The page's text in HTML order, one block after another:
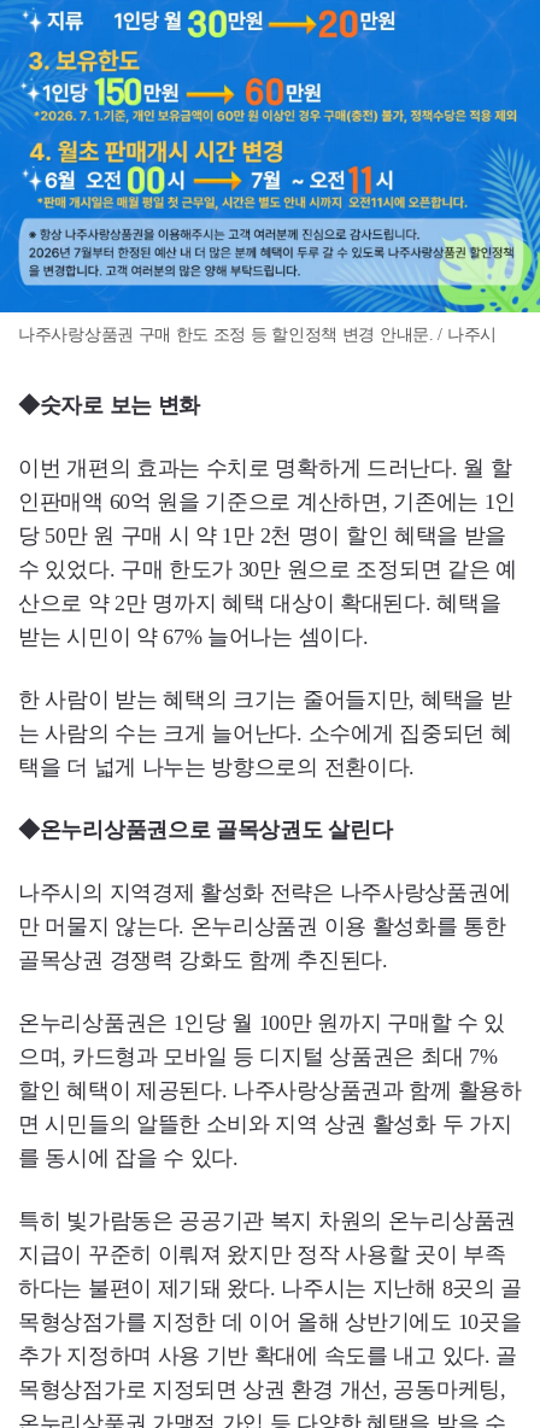
나주사랑상품권 구매 한도 조정 등 할인정책 변경 안내문. / 나주시
◆숫자로 보는 변화
이번 개편의 효과는 수치로 명확하게 드러난다. 월 할
인판매액 60억 원을 기준으로 계산하면, 기존에는 1인
당 50만 원 구매 시 약 1만 2천 명이 할인 혜택을 받을
수 있었다. 구매 한도가 30만 원으로 조정되면 같은 예
산으로 약 2만 명까지 혜택 대상이 확대된다. 혜택을
받는 시민이 약 67% 늘어나는 셈이다.
한 사람이 받는 혜택의 크기는 줄어들지만, 혜택을 받
는 사람의 수는 크게 늘어난다. 소수에게 집중되던 혜
택을 더 넓게 나누는 방향으로의 전환이다.
◆온누리상품권으로 골목상권도 살린다
나주시의 지역경제 활성화 전략은 나주사랑상품권에
만 머물지 않는다. 온누리상품권 이용 활성화를 통한
골목상권 경쟁력 강화도 함께 추진된다.
온누리상품권은 1인당 월 100만 원까지 구매할 수 있
으며, 카드형과 모바일 등 디지털 상품권은 최대 7%
할인 혜택이 제공된다. 나주사랑상품권과 함께 활용하
면 시민들의 알뜰한 소비와 지역 상권 활성화 두 가지
를 동시에 잡을 수 있다.
특히 빛가람동은 공공기관 복지 차원의 온누리상품권
지급이 꾸준히 이뤄져 왔지만 정작 사용할 곳이 부족
하다는 불편이 제기돼 왔다. 나주시는 지난해 8곳의 골
목형상점가를 지정한 데 이어 올해 상반기에도 10곳을
추가 지정하며 사용 기반 확대에 속도를 내고 있다. 골
목형상점가로 지정되면 상권 환경 개선, 공동마케팅,